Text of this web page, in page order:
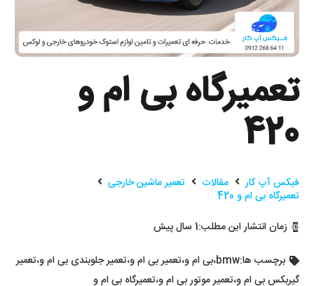
تعمیرگاه بی ام و
420
فیکس آپ کار مقالات تعمیر ماشین خارجی
تعمیرگاه بی ام و 420
زمان انتشار این مطلب:1 سال پیش
برچسب ها:bmw،بی ام و،تعمیر بی ام و،تعمیر جلوبندی بی ام و،تعمیر
گیربکس بی ام و،تعمیر موتور بی ام و،تعمیرگاه بی ام و